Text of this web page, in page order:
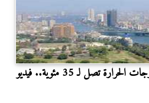
تصل لـ 35 مئوية.. فيديو